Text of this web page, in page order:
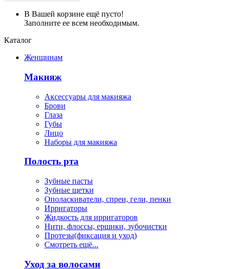
В Вашей корзине ещё пусто!
Заполните ее всем необходимым.
Каталог
Женщинам
Макияж
Аксессуары для макияжа
Брови
Глаза
Губы
Лицо
Наборы для макияжа
Полость рта
Зубные пасты
Зубные щетки
Ополаскиватели, спреи, гели, пенки
Ирригаторы
Жидкость для ирригаторов
Нити, флоссы, ершики, зубочистки
Протезы(фиксация и уход)
Смотреть ещё...
Уход за волосами